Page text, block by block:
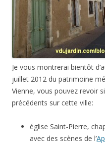
Je vous montrerai bientôt
juillet 2012 du patrimoine
Vienne, vous pouvez revoir
précédents sur cette ville:
église Saint-Pierre,
avec des scènes de l’